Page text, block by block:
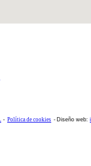
- Política de cookies - Diseño web: